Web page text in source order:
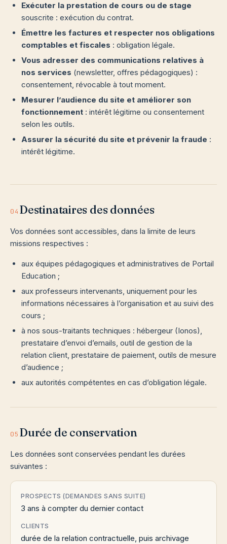
Exécuter la prestation de cours ou de stage
souscrite : exécution du contrat.
Émettre les factures et respecter nos obligations
comptables et fiscales : obligation légale.
Vous adresser des communications relatives à
nos services (newsletter, offres pédagogiques) :
consentement, révocable à tout moment.
Mesurer l’audience du site et améliorer son
fonctionnement : intérêt légitime ou consentement
selon les outils.
Assurer la sécurité du site et prévenir la fraude :
intérêt légitime.
04 Destinataires des données
Vos données sont accessibles, dans la limite de leurs
missions respectives :
aux équipes pédagogiques et administratives de Portail
Education ;
aux professeurs intervenants, uniquement pour les
informations nécessaires à l’organisation et au suivi des
cours ;
à nos sous-traitants techniques : hébergeur (Ionos),
prestataire d’envoi d’emails, outil de gestion de la
relation client, prestataire de paiement, outils de mesure
d’audience ;
aux autorités compétentes en cas d’obligation légale.
05 Durée de conservation
Les données sont conservées pendant les durées
suivantes :
PROSPECTS (DEMANDES SANS SUITE)
3 ans à compter du dernier contact
CLIENTS
durée de la relation contractuelle, puis archivage